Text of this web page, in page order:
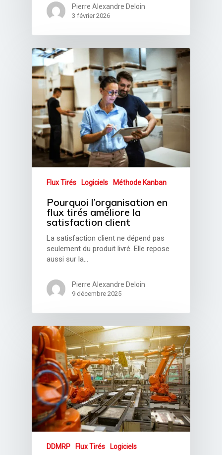
Pierre Alexandre Deloin
3 février 2026
Flux Tirés Logiciels Méthode Kanban
Pourquoi l’organisation en
flux tirés améliore la
satisfaction client
La satisfaction client ne dépend pas
seulement du produit livré. Elle repose
aussi sur la…
Pierre Alexandre Deloin
9 décembre 2025
DDMRP Flux Tirés
Logiciels
Secteurs
ÉLECTRONIQUE
AÉRONAUTIQUE
SANTÉ
AUTRES (EN COURS)
Expertises
FLUX TIRÉS
DIAG INITIAL FLUX
MÉTHODE KANBAN
PFP6
DDMRP
Logiciels
AD6 DIAG
AD6 KANBAN EDIT
AD6 eKANBAN
AD6 FLUX TIRÉS
AD6 PLANIFICATION
AD6 KPI
A propos
Kanban e-shop